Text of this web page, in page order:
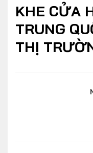
THỊ TRƯỜNG XE
KHE CỬA
TRUNG
THỊ